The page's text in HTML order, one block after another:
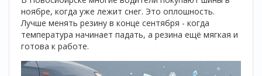
ноябре, когда уже лежит снег. Это оплошность.
Лучше менять резину в конце сентября - когда
температура начинает падать, а резина ещё мягкая и
готова к работе.